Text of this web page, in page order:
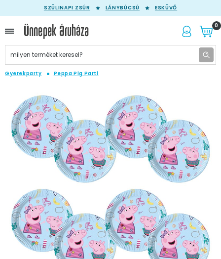
SZÜLINAPI ZSÚR LÁNYBÚCSÚ ESKÜVŐ
0
Gyerekparty Peppa Pig Parti